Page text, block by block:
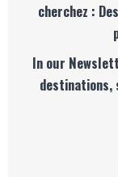
cherchez :
In our